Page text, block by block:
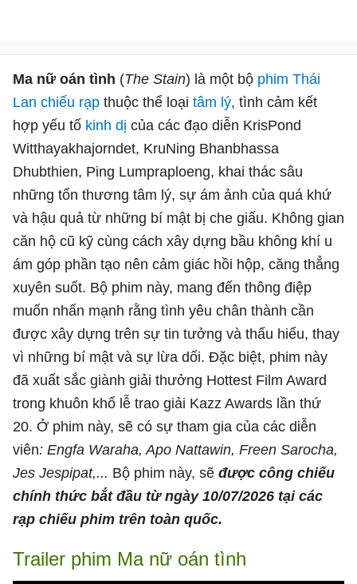
Ma nữ oán tình (The Stain) là một bộ phim Thái
Lan chiếu rạp thuộc thể loại tâm lý, tình cảm kết
hợp yếu tố kinh dị của các đạo diễn KrisPond
Witthayakhajorndet, KruNing Bhanbhassa
Dhubthien, Ping Lumpraploeng, khai thác sâu
những tổn thương tâm lý, sự ám ảnh của quá khứ
và hậu quả từ những bí mật bị che giấu. Không gian
căn hộ cũ kỹ cùng cách xây dựng bầu không khí u
ám góp phần tạo nên cảm giác hồi hộp, căng thẳng
xuyên suốt. Bộ phim này, mang đến thông điệp
muốn nhấn mạnh rằng tình yêu chân thành cần
được xây dựng trên sự tin tưởng và thấu hiểu, thay
vì những bí mật và sự lừa dối. Đặc biệt, phim này
đã xuất sắc giành giải thưởng Hottest Film Award
trong khuôn khổ lễ trao giải Kazz Awards lần thứ
20. Ở phim này, sẽ có sự tham gia của các diễn
viên: Engfa Waraha, Apo Nattawin, Freen Sarocha,
Jes Jespipat,... Bộ phim này, sẽ được công chiếu
chính thức bắt đầu từ ngày 10/07/2026 tại các
rạp chiếu phim trên toàn quốc.
Trailer phim Ma nữ oán tình